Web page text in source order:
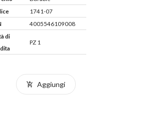
1741-07
4005546109008
di
PZ 1
Aggiungi